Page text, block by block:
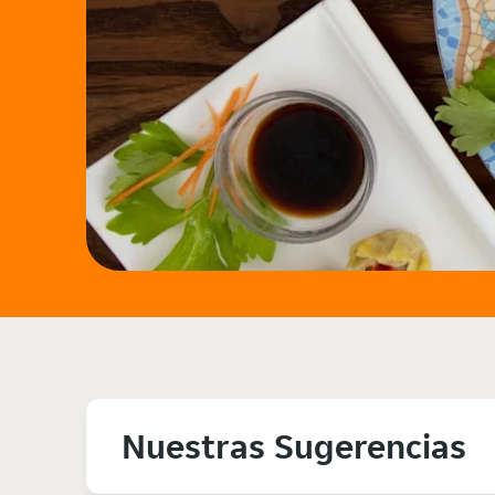
Nuestras Sugerencias